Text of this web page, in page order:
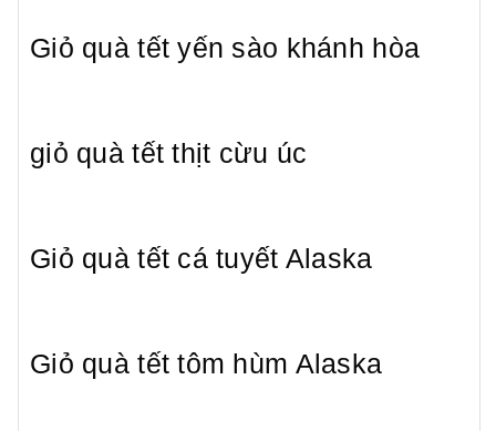
Giỏ quà tết yến sào khánh hòa
giỏ quà tết thịt cừu úc
Giỏ quà tết cá tuyết Alaska
Giỏ quà tết tôm hùm Alaska